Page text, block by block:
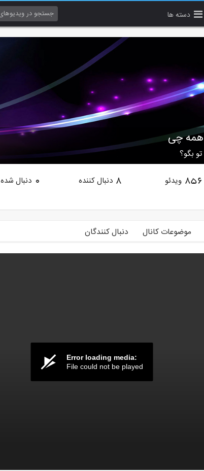
دسته ها
همه چی
تو بگو؟
856 ویدئو 8 دنبال کننده 0 دنبال شده
موضوعات کانال دنبال کنندگان
Error loading media:
File could not be played